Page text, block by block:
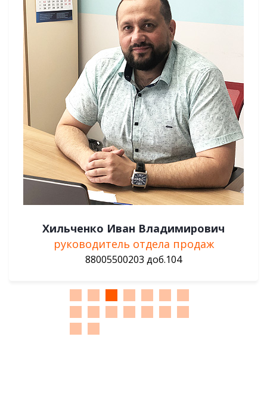
Гребёнкин Алексей Петрович
менеджер отдела продаж
88005500203 доб. 131